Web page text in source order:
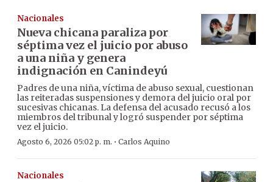
Nacionales
Nueva chicana paraliza por
séptima vez el juicio por abuso
a una niña y genera
indignación en Canindeyú
Padres de una niña, víctima de abuso sexual, cuestionan
las reiteradas suspensiones y demora del juicio oral por
sucesivas chicanas. La defensa del acusado recusó a los
miembros del tribunal y logró suspender por séptima
vez el juicio.
Agosto 6, 2026 05:02 p. m. · Carlos Aquino
Nacionales